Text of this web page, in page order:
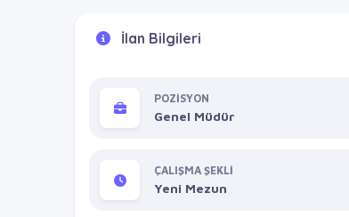
İlan Bilgileri
POZİSYON
Genel Müdür
ÇALIŞMA ŞEKLİ
Yeni Mezun